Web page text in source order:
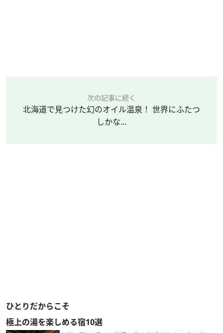
次の記事に続く
北海道で見つけた幻のオイル温泉！ 世界にふたつ
しかな...
ひとりだからこそ
極上の湯を楽しめる宿10選